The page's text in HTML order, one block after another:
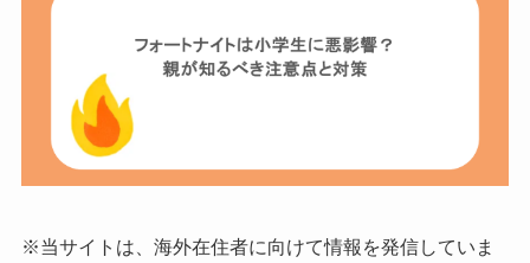
※当サイトは、海外在住者に向けて情報を発信していま